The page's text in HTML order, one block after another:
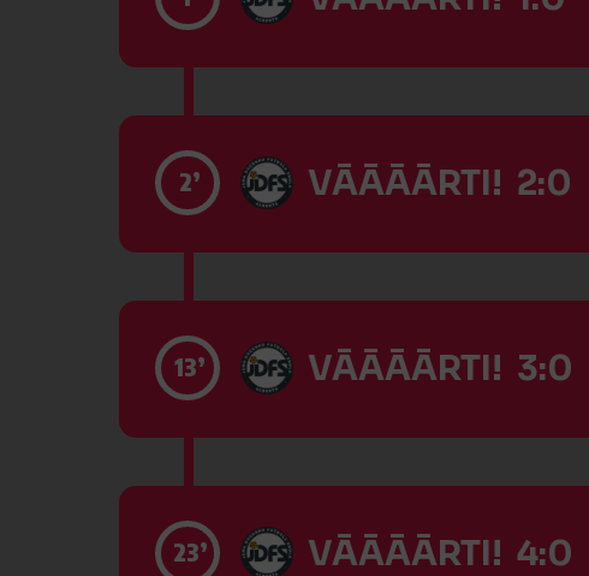
2’ VĀĀĀĀRTI! 2:0
13’ VĀĀĀĀRTI! 3:0
23’ VĀĀĀĀRTI! 4:0